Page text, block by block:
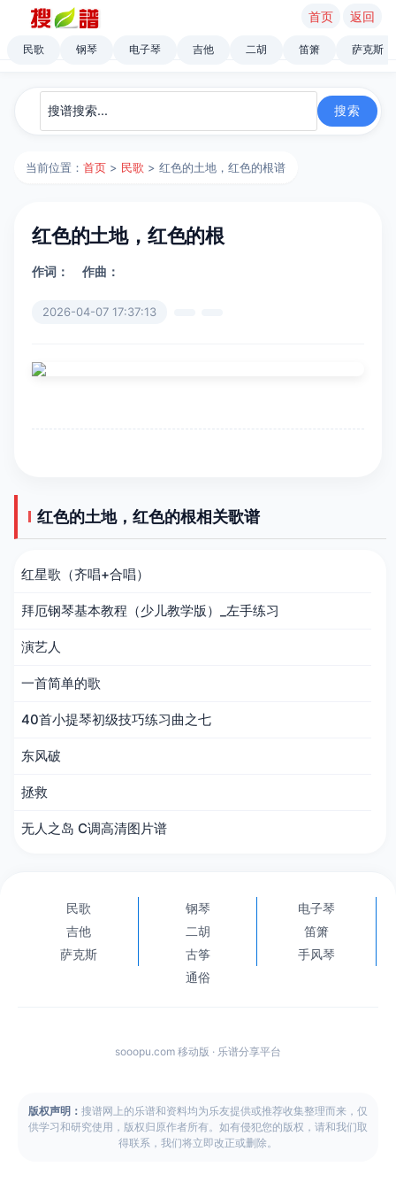
首页 返回
民歌 钢琴 电子琴 吉他 二胡 笛箫 萨克斯
当前位置：首页 > 民歌 > 红色的土地，红色的根谱
红色的土地，红色的根
作词： 作曲：
2026-04-07 17:37:13
红色的土地，红色的根相关歌谱
红星歌（齐唱+合唱）
拜厄钢琴基本教程（少儿教学版）_左手练习
演艺人
一首简单的歌
40首小提琴初级技巧练习曲之七
东风破
拯救
无人之岛 C调高清图片谱
民歌 钢琴
电子琴
吉他
二胡
笛箫
萨克斯
古筝
手风琴
通俗
sooopu.com 移动版 · 乐谱分享平台
版权声明： 搜谱网上的乐谱和资料均为乐友提供或推荐收集整理而来，仅
供学习和研究使用，版权归原作者所有。如有侵犯您的版权，请和我们取
得联系，我们将立即改正或删除。